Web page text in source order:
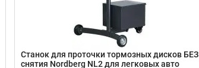
Станок для проточки тормозных дисков БЕЗ
снятия Nordberg NL2 для легковых авто